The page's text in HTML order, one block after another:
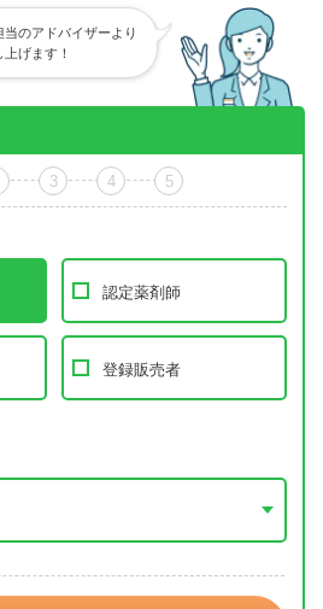
のアドバイザーより
げます！
3 4 5
認定薬剤師
登録販売者